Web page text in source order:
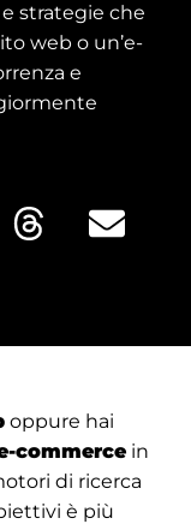
strategie che
web o un’e-
e
oppure hai
commerce in
di ricerca
è più